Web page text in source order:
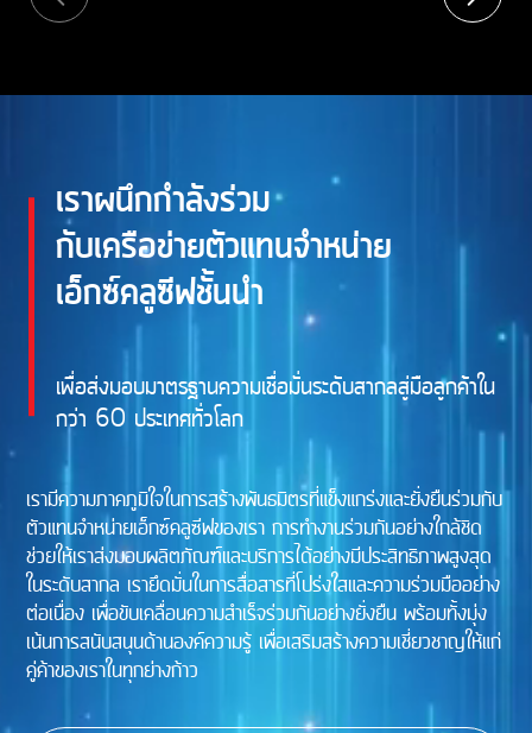
เราผนึกกำลังร่วม
กับเครือข่ายตัวแทนจำหน่าย
เอ็กซ์คลูซีฟชั้นนำ
เพื่อส่งมอบมาตรฐานความเชื่อมั่นระดับสากลสู่มือลูกค้าใน
กว่า 60 ประเทศทั่วโลก
เรามีความภาคภูมิใจในการสร้างพันธมิตรที่แข็งแกร่งและยั่งยืนร่วมกับ
ตัวแทนจำหน่ายเอ็กซ์คลูซีฟของเรา การทำงานร่วมกันอย่างใกล้ชิด
ช่วยให้เราส่งมอบผลิตภัณฑ์และบริการได้อย่างมีประสิทธิภาพสูงสุด
ในระดับสากล เรายึดมั่นในการสื่อสารที่โปร่งใสและความร่วมมืออย่าง
ต่อเนื่อง เพื่อขับเคลื่อนความสำเร็จร่วมกันอย่างยั่งยืน พร้อมทั้งมุ่ง
เน้นการสนับสนุนด้านองค์ความรู้ เพื่อเสริมสร้างความเชี่ยวชาญให้แก่
คู่ค้าของเราในทุกย่างก้าว